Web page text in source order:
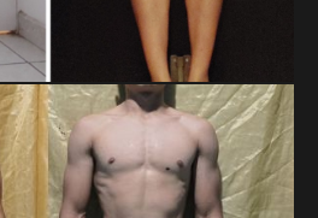
APARICIO
e hipotiroidismo, y hoy suma 3
gracias a fases bien
guiado por la paciencia, la